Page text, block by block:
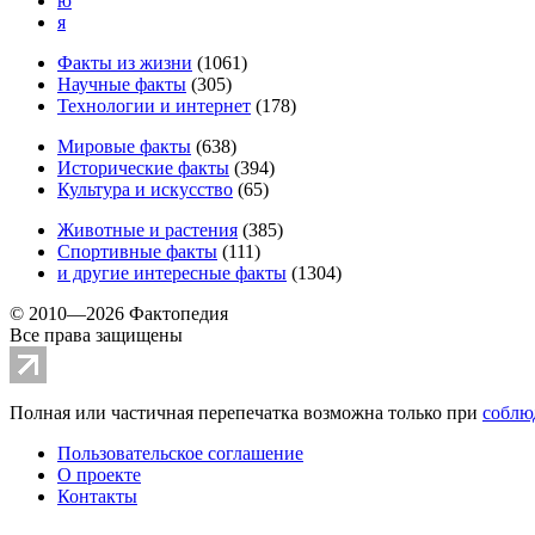
я
Факты из жизни (1061)
Научные факты (305)
Технологии и интернет (178)
Мировые факты (638)
Исторические факты (394)
Культура и искусство (65)
Животные и растения (385)
Спортивные факты (111)
и другие интересные факты (1304)
© 2010—2026 Фактопедия
Все права защищены
Полная или частичная перепечатка возможна только при
Пользовательское соглашение
О проекте
Контакты